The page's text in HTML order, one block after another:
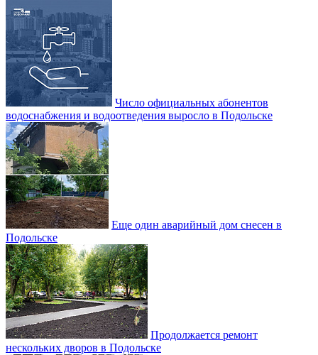
Число официальных абонентов
водоснабжения и водоотведения выросло в Подольске
Еще один аварийный дом снесен в
Подольске
Продолжается ремонт
нескольких дворов в Подольске